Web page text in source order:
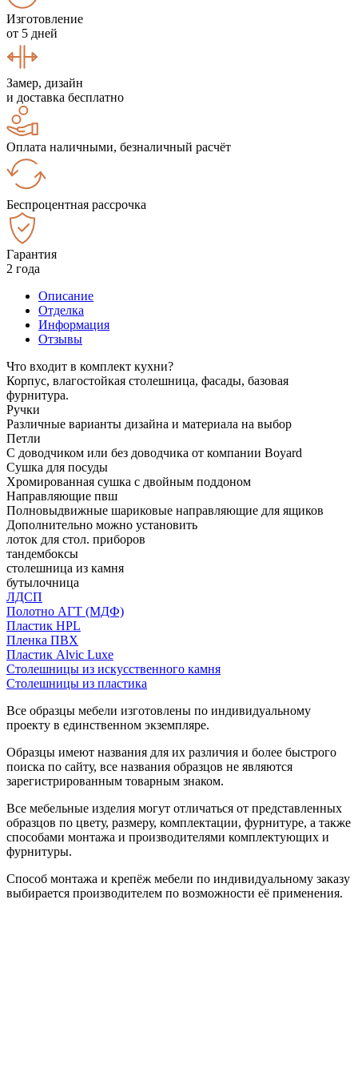
Изготовление
от 5 дней
Замер, дизайн
и доставка бесплатно
Оплата наличными, безналичный расчёт
Беспроцентная рассрочка
Гарантия
2 года
Описание
Отделка
Информация
Отзывы
Что входит в комплект кухни?
Корпус, влагостойкая столешница, фасады, базовая
фурнитура.
Ручки
Различные варианты дизайна и материала на выбор
Петли
С доводчиком или без доводчика от компании Boyard
Сушка для посуды
Хромированная сушка с двойным поддоном
Направляющие пвш
Полновыдвижные шариковые направляющие для ящиков
Дополнительно можно установить
лоток для стол. приборов
тандембоксы
столешница из камня
бутылочница
ЛДСП
Полотно АГТ (МДФ)
Пластик HPL
Пленка ПВХ
Пластик Alvic Luxe
Столешницы из искусственного камня
Столешницы из пластика
Все образцы мебели изготовлены по индивидуальному
проекту в единственном экземпляре.
Образцы имеют названия для их различия и более быстрого
поиска по сайту, все названия образцов не являются
зарегистрированным товарным знаком.
Все мебельные изделия могут отличаться от представленных
образцов по цвету, размеру, комплектации, фурнитуре, а также
способами монтажа и производителями комплектующих и
фурнитуры.
Способ монтажа и крепёж мебели по индивидуальному заказу
выбирается производителем по возможности её применения.